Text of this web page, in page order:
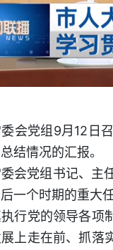
会党组9月12日
结情况的汇报。
会党组书记、主
一个时期的重大
行党的领导各项
上走在前、抓落